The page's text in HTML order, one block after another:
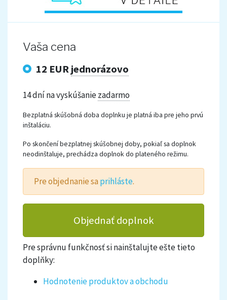
Vaša cena
12 EURjednorázovo
14 dní na vyskúšaniezadarmo
Bezplatná skúšobná doba doplnku je platná iba pre jeho prvú
inštaláciu.
Po skončení bezplatnej skúšobnej doby, pokiaľ sa doplnok
neodinštaluje, prechádza doplnok do plateného režimu.
Pre objednanie sa prihláste.
Objednať doplnok
Pre správnu funkčnosť si nainštalujte ešte tieto
doplňky:
Hodnotenie produktov a obchodu